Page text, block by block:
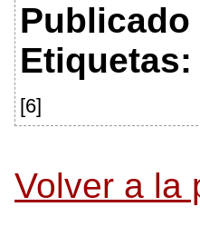
Publicado
Etiquetas:
[6]
Volver a la